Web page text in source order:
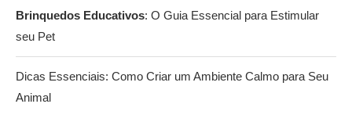
Brinquedos Educativos: O Guia Essencial para Estimular
seu Pet
Dicas Essenciais: Como Criar um Ambiente Calmo para Seu
Animal